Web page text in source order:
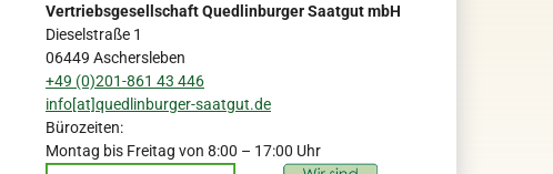
Vertriebsgesellschaft Quedlinburger Saatgut mbH
Dieselstraße 1
06449 Aschersleben
+49 (0)201-861 43 446
info[at]quedlinburger-saatgut.de
Bürozeiten:
Montag bis Freitag von 8:00 – 17:00 Uhr